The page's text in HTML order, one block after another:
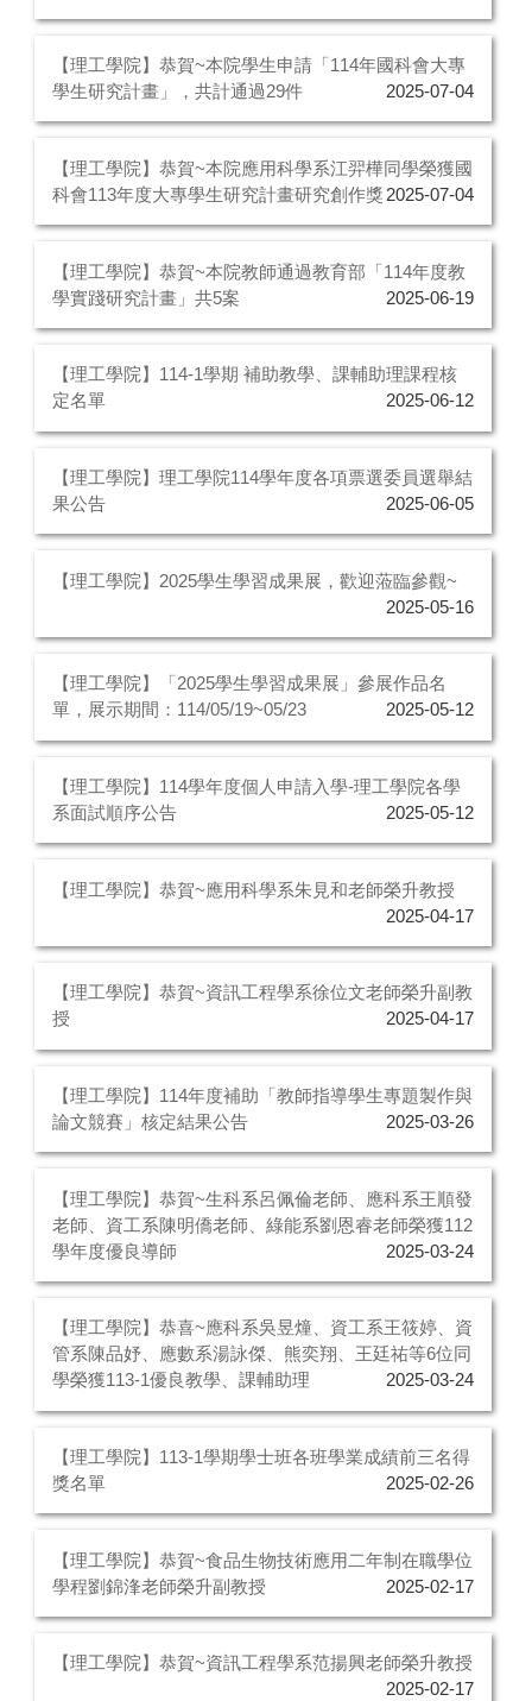
【理工學院】恭賀~本院學生申請「114年國科會大專
學生研究計畫」，共計通過29件
2025-07-04
【理工學院】恭賀~本院應用科學系江羿樺同學榮獲國
科會113年度大專學生研究計畫研究創作獎 2025-07-04
【理工學院】恭賀~本院教師通過教育部「114年度教
學實踐研究計畫」共5案
2025-06-19
【理工學院】114-1學期 補助教學、課輔助理課程核
定名單
2025-06-12
【理工學院】理工學院114學年度各項票選委員選舉結
果公告
2025-06-05
【理工學院】2025學生學習成果展，歡迎蒞臨參觀~
2025-05-16
【理工學院】「2025學生學習成果展」參展作品名
單，展示期間：114/05/19~05/23
2025-05-12
【理工學院】114學年度個人申請入學-理工學院各學
系面試順序公告
2025-05-12
【理工學院】恭賀~應用科學系朱見和老師榮升教授
2025-04-17
【理工學院】恭賀~資訊工程學系徐位文老師榮升副教
授
2025-04-17
【理工學院】114年度補助「教師指導學生專題製作與
論文競賽」核定結果公告
2025-03-26
【理工學院】恭賀~生科系呂佩倫老師、應科系王順發
老師、資工系陳明僑老師、綠能系劉恩睿老師榮獲112
學年度優良導師
2025-03-24
【理工學院】恭喜~應科系吳昱燑、資工系王筱婷、資
管系陳品妤、應數系湯詠傑、熊奕翔、王廷祐等6位同
學榮獲113-1優良教學、課輔助理
2025-03-24
【理工學院】113-1學期學士班各班學業成績前三名得
獎名單
2025-02-26
【理工學院】恭賀~食品生物技術應用二年制在職學位
學程劉錦浲老師榮升副教授
2025-02-17
【理工學院】恭賀~資訊工程學系范揚興老師榮升教授
2025-02-17